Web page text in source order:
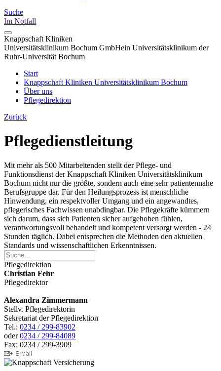
Suche
Im Notfall
Knappschaft Kliniken
Universitätsklinikum Bochum GmbHein Universitätsklinikum der
Ruhr-Universität Bochum
Start
Knappschaft Kliniken Universitätsklinikum Bochum
Über uns
Pflegedirektion
Zurück
Pflegedienstleitung
Mit mehr als 500 Mitarbeitenden stellt der Pflege- und
Funktionsdienst der Knappschaft Kliniken Universitätsklinikum
Bochum nicht nur die größte, sondern auch eine sehr patientennahe
Berufsgruppe dar. Für den Heilungsprozess ist menschliche
Hinwendung, ein respektvoller Umgang und ein angewandtes,
pflegerisches Fachwissen unabdingbar. Die Pflegekräfte kümmern
sich darum, dass sich Patienten sicher aufgehoben fühlen,
verantwortungsvoll behandelt und kompetent versorgt werden - 24
Stunden täglich. Dabei entsprechen die Methoden den aktuellen
Standards und wissenschaftlichen Erkenntnissen.
Pflegedirektion
Christian Fehr
Pflegedirektor
Alexandra Zimmermann
Stellv. Pflegedirektorin
Sekretariat der Pflegedirektion
Tel.: 0234 / 299-83902
oder0234 / 299-84089
Fax: 0234 / 299-3909